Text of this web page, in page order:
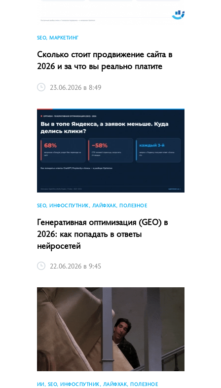
SEO, МАРКЕТИНГ
Сколько стоит продвижение сайта в
2026 и за что вы реально платите
23.06.2026 в 8:49
SEO, ИНФОСПУТНИК, ЛАЙФХАК, ПОЛЕЗНОЕ
Генеративная оптимизация (GEO) в
2026: как попадать в ответы
нейросетей
22.06.2026 в 9:45
ИИ, SEO, ИНФОСПУТНИК, ЛАЙФХАК, ПОЛЕЗНОЕ